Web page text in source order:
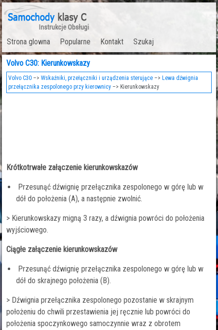
Strona glowna Popularne Kontakt Szukaj
Volvo C30: Kierunkowskazy
Volvo C30 –>Wskaźniki, przełączniki i urządzenia sterujące –> Lewa dźwignia
przełącznika zespolonego przy kierownicy –> Kierunkowskazy
Krótkotrwałe załączenie kierunkowskazów
Przesunąć dźwignię przełącznika zespolonego w górę lub w
dół do położenia (A), a następnie zwolnić.
> Kierunkowskazy migną 3 razy, a dźwignia powróci do położenia
wyjściowego.
Ciągłe załączenie kierunkowskazów
Przesunąć dźwignię przełącznika zespolonego w górę lub w
dół do skrajnego położenia (B).
> Dźwignia przełącznika zespolonego pozostanie w skrajnym
położeniu do chwili przestawienia jej ręcznie lub powróci do
położenia spoczynkowego samoczynnie wraz z obrotem